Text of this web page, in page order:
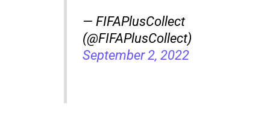
— FIFAPlusCollect
(@FIFAPlusCollect)
September 2, 2022